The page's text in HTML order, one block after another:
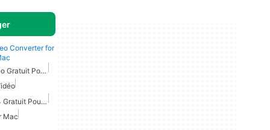
Converter for
Convertisseur Audio Vidéo Gratuit Pour Mac
Convertisseur Vidéo Mp4 Gratuit Pour Mac
Mac